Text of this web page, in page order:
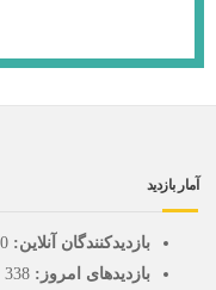
آمار بازدید
بازدیدکنندگان آنلاین: 0
بازدیدهای امروز: 338